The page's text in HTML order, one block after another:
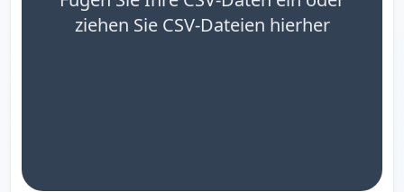
ziehen Sie CSV-Dateien hierher